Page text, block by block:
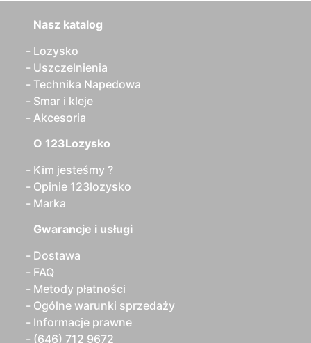
Nasz katalog
Lozysko
Uszczelnienia
Technika Napedowa
Smar i kleje
Akcesoria
O 123Lozysko
Kim jesteśmy ?
Opinie 123lozysko
Marka
Gwarancje i usługi
Dostawa
FAQ
Metody płatności
Ogólne warunki sprzedaży
Informacje prawne
(646) 712 9672